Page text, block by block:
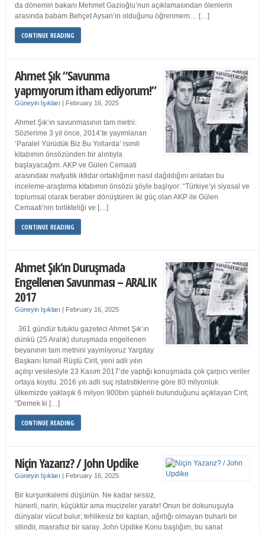
da dönemin bakanı Mehmet Gazioğlu’nun açıklamasından ölenlerin
arasında babam Behçet Aysan’ın olduğunu öğrenmem… […]
CONTINUE READING
Ahmet Şık “Savunma
yapmıyorum itham ediyorum!”
Güneyin Işıkları | February 16, 2025
Ahmet Şık’ın savunmasının tam metni:
Sözlerime 3 yıl önce, 2014’te yayımlanan
‘Paralel Yürüdük Biz Bu Yollarda’ isimli
kitabımın önsözünden bir alıntıyla
başlayacağım. AKP ve Gülen Cemaati
arasındaki mafyatik iktidar ortaklığının nasıl dağıldığını anlatan bu
inceleme-araştırma kitabımın önsözü şöyle başlıyor: “Türkiye’yi siyasal ve
toplumsal olarak beraber dönüştüren iki güç olan AKP ile Gülen
Cemaati’nin birlikteliği ve […]
CONTINUE READING
Ahmet Şık’ın Duruşmada
Engellenen Savunması – ARALIK
2017
Güneyin Işıkları | February 16, 2025
361 gündür tutuklu gazeteci Ahmet Şık’ın
dünkü (25 Aralık) duruşmada engellenen
beyanının tam metnini yayınlıyoruz Yargıtay
Başkanı İsmail Rüştü Cirit, yeni adli yılın
açılışı vesilesiyle 23 Kasım 2017’de yaptığı konuşmada çok çarpıcı veriler
ortaya koydu. 2016 yılı adli suç istatistiklerine göre 80 milyonluk
ülkemizde yaklaşık 6 milyon 900bin şüpheli bulunduğunu açıklayan Cirit;
“Demek ki […]
CONTINUE READING
Niçin Yazarız? / John Updike
Güneyin Işıkları | February 16, 2025
Bir kurşunkalemi düşünün. Ne kadar sessiz,
hünerli, narin, küçüktür ama mucizeler yaratır! Onun bir dokunuşuyla
dünyalar vücut bulur; tehlikesiz bir kaplan, ağırlığı olmayan buharlı bir
silindir, masrafsız bir saray. John Updike Konu başlığım, bu sanat